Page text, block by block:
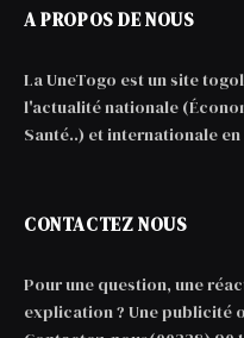
A PROPOS DE NOUS
La UneTogo est un site
l'actualité nationale
Santé..) et internationale
CONTACTEZ NOUS
Pour une question, une
explication ? Une publicité